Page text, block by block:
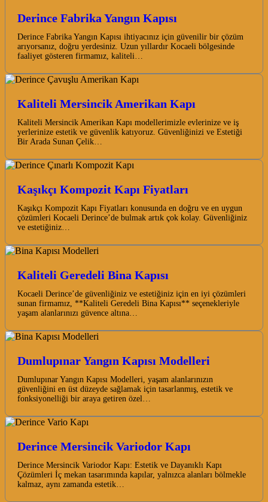
Derince Fabrika Yangın Kapısı
Derince Fabrika Yangın Kapısı ihtiyacınız için güvenilir bir çözüm
arıyorsanız, doğru yerdesiniz. Uzun yıllardır Kocaeli bölgesinde
faaliyet gösteren firmamız, kaliteli…
Kaliteli Mersincik Amerikan Kapı
Kaliteli Mersincik Amerikan Kapı modellerimizle evlerinize ve iş
yerlerinize estetik ve güvenlik katıyoruz. Güvenliğinizi ve Estetiği
Bir Arada Sunan Çelik…
Kaşıkçı Kompozit Kapı Fiyatları
Kaşıkçı Kompozit Kapı Fiyatları konusunda en doğru ve en uygun
çözümleri Kocaeli Derince’de bulmak artık çok kolay. Güvenliğiniz
ve estetiğiniz…
Kaliteli Geredeli Bina Kapısı
Kocaeli Derince’de güvenliğiniz ve estetiğiniz için en iyi çözümleri
sunan firmamız, **Kaliteli Geredeli Bina Kapısı** seçenekleriyle
yaşam alanlarınızı güvence altına…
Dumlupınar Yangın Kapısı Modelleri
Dumlupınar Yangın Kapısı Modelleri, yaşam alanlarınızın
güvenliğini en üst düzeyde sağlamak için tasarlanmış, estetik ve
fonksiyonelliği bir araya getiren özel…
Derince Mersincik Variodor Kapı
Derince Mersincik Variodor Kapı: Estetik ve Dayanıklı Kapı
Çözümleri İç mekan tasarımında kapılar, yalnızca alanları bölmekle
kalmaz, aynı zamanda estetik…